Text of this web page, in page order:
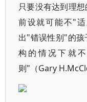
只要没有达到理
前设就可能不"
出"错误性别"的
构的情况下就
则"（Gary